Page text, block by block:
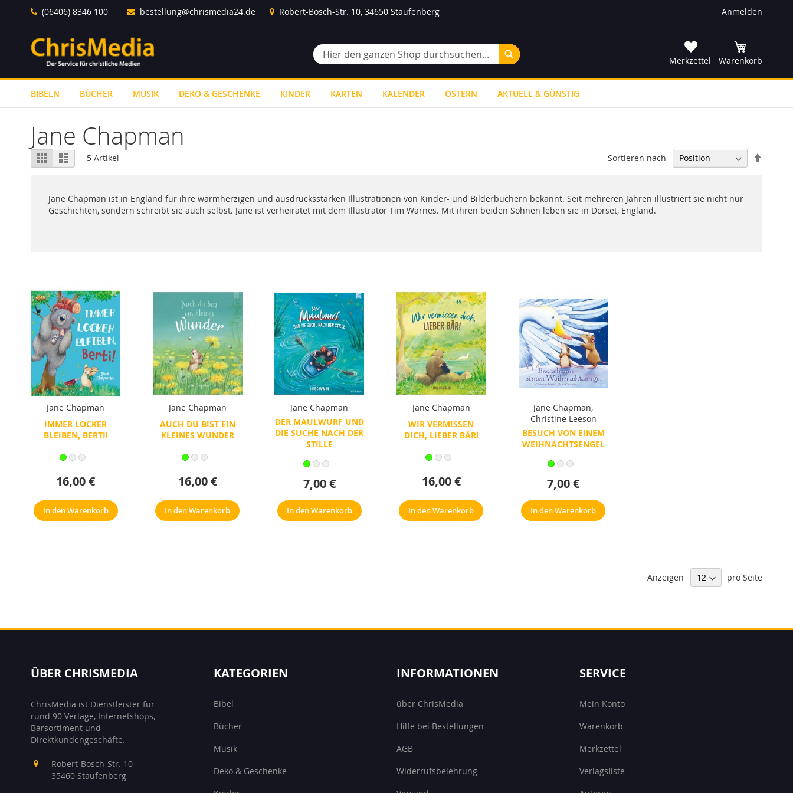
Direkt
Inhalt
Anmelden
(06406) 8346 100 bestellung@chrismedia24.de Robert-Bosch-Str. 10, 34650 Staufenberg
Suche
Suche
Merkzettel
Warenkorb
BIBELN BÜCHER MUSIK DEKO & GESCHENKE KINDER KARTEN KALENDER OSTERN AKTUELL & GÜNSTIG
Jane Chapman
Jane Chapman ist in England für ihre warmherzigen und ausdrucksstarken Illustrationen von Kinder- und Bilderbüchern bekannt. Seit mehreren Jahren illustriert sie nicht nur
Geschichten, sondern schreibt sie auch selbst. Jane ist verheiratet mit dem Illustrator Tim Warnes. Mit ihren beiden Söhnen leben sie in Dorset, England.
Ansicht
als
RasterListe 5 Artikel Sortieren nach
Jane Chapman
IMMER LOCKER
BLEIBEN, BERTI!
16,00 €
In den Warenkorb
Jane Chapman
AUCH DU BIST EIN
KLEINES WUNDER
16,00 €
In den Warenkorb
Jane Chapman
DER MAULWURF UND
DIE SUCHE NACH DER
STILLE
7,00 €
In den Warenkorb
Jane Chapman
WIR VERMISSEN
DICH, LIEBER BÄR!
16,00 €
In den Warenkorb
Jane Chapman,
Christine Leeson
BESUCH VON EINEM
WEIHNACHTSENGEL
7,00 €
In den Warenkorb
Anzeigen pro Seite
ÜBER CHRISMEDIA
ChrisMedia ist Dienstleister für
rund 90 Verlage, Internetshops,
Barsortiment und
Direktkundengeschäfte.
Robert-Bosch-Str. 10
35460 Staufenberg
KATEGORIEN
Bibel
Bücher
Musik
Deko & Geschenke
INFORMATIONEN
über ChrisMedia
Hilfe bei Bestellungen
AGB
Widerrufsbelehrung
SERVICE
Mein Konto
Warenkorb
Merkzettel
Verlagsliste